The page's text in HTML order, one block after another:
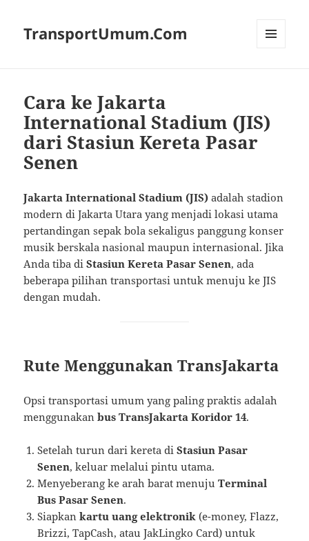
TransportUmum.Com
Cara ke Jakarta
International Stadium (JIS)
dari Stasiun Kereta Pasar
Senen
Jakarta International Stadium (JIS) adalah stadion
modern di Jakarta Utara yang menjadi lokasi utama
pertandingan sepak bola sekaligus panggung konser
musik berskala nasional maupun internasional. Jika
Anda tiba diStasiun Kereta Pasar Senen, ada
beberapa pilihan transportasi untuk menuju ke JIS
dengan mudah.
Rute Menggunakan TransJakarta
Opsi transportasi umum yang paling praktis adalah
menggunakanbus TransJakarta Koridor 14.
Setelah turun dari kereta diStasiun Pasar
Senen, keluar melalui pintu utama.
Menyeberang ke arah barat menujuTerminal
Bus Pasar Senen.
Siapkankartu uang elektronik (e-money, Flazz,
Brizzi, TapCash, atau JakLingko Card) untuk